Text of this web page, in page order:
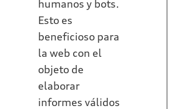
humanos y bots.
Esto es
beneficioso para
la web con el
objeto de
elaborar
informes válidos